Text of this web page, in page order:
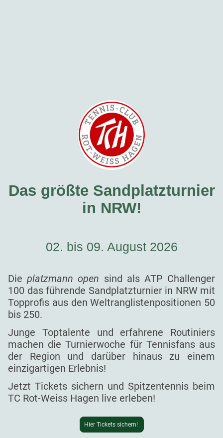
Das größte Sandplatzturnier
in NRW!
02. bis 09. August 2026
Dieplatzmann open sind als ATP Challenger
100 das führende Sandplatzturnier in NRW mit
Topprofis aus den Weltranglistenpositionen 50
bis 250.
Junge Toptalente und erfahrene Routiniers
machen die Turnierwoche für Tennisfans aus
der Region und darüber hinaus zu einem
einzigartigen Erlebnis!
Jetzt Tickets sichern und Spitzentennis beim
TC Rot-Weiss Hagen live erleben!
Hier Tickets sichern!